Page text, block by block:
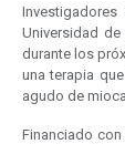
Universidad
durante los
una terapia
agudo de
Financiado